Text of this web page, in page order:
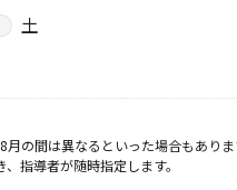
土
の間は異なるといった場合もありま
指導者が随時指定します。